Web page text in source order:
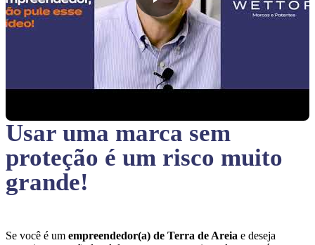
Usar uma marca sem
proteção é um risco muito
grande!
Se você é um empreendedor(a) de Terra de Areia e deseja